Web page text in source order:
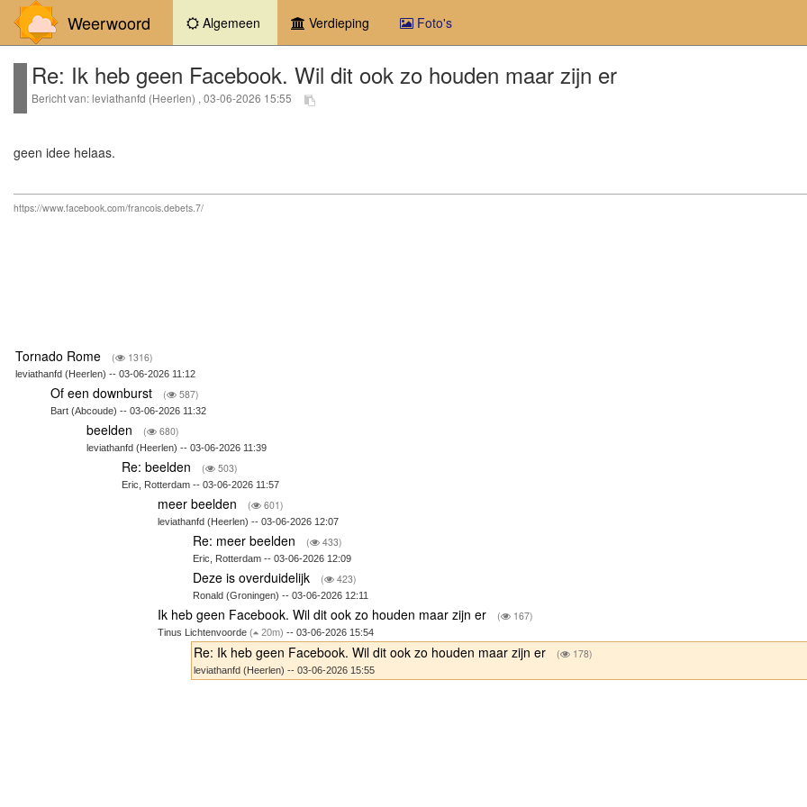
Weerwoord Algemeen (current)Verdieping Foto's
Re: Ik heb geen Facebook. Wil dit ook zo houden maar zijn er
Bericht van: leviathanfd (Heerlen) , 03-06-2026 15:55
geen idee helaas.
https://www.facebook.com/francois.debets.7/
Tornado Rome ( 1316)
leviathanfd (Heerlen) -- 03-06-2026 11:12
Of een downburst ( 587)
Bart (Abcoude) -- 03-06-2026 11:32
beelden ( 680)
leviathanfd (Heerlen) -- 03-06-2026 11:39
Re: beelden ( 503)
Eric, Rotterdam -- 03-06-2026 11:57
meer beelden ( 601)
leviathanfd (Heerlen) -- 03-06-2026 12:07
Re: meer beelden ( 433)
Eric, Rotterdam -- 03-06-2026 12:09
Deze is overduidelijk ( 423)
Ronald (Groningen) -- 03-06-2026 12:11
Ik heb geen Facebook. Wil dit ook zo houden maar zijn er ( 167)
Tinus Lichtenvoorde ( 20m) -- 03-06-2026 15:54
Re: Ik heb geen Facebook. Wil dit ook zo houden maar zijn er ( 178)
leviathanfd (Heerlen) -- 03-06-2026 15:55